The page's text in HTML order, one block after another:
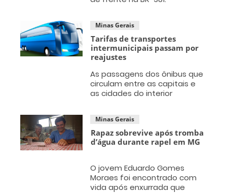
Minas Gerais
Tarifas de transportes
intermunicipais passam por
reajustes
As passagens dos ônibus que
circulam entre as capitais e
as cidades do interior
Minas Gerais
Rapaz sobrevive após tromba
d’água durante rapel em MG
O jovem Eduardo Gomes
Moraes foi encontrado com
vida após enxurrada que